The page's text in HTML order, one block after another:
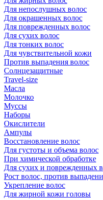
Для непослушных волос
Для окрашенных волос
Для поврежденных волос
Для сухих волос
Для тонких волос
Для чувствительной кожи
Против выпадения волос
Солнцезащитные
Travel-size
Масла
Молочко
Муссы
Наборы
Окислители
Ампулы
Восстановление волос
Для густоты и объема волос
При химической обработке
Для сухих и поврежденных
Рост волос, против
Укрепление волос
Для жирной кожи головы